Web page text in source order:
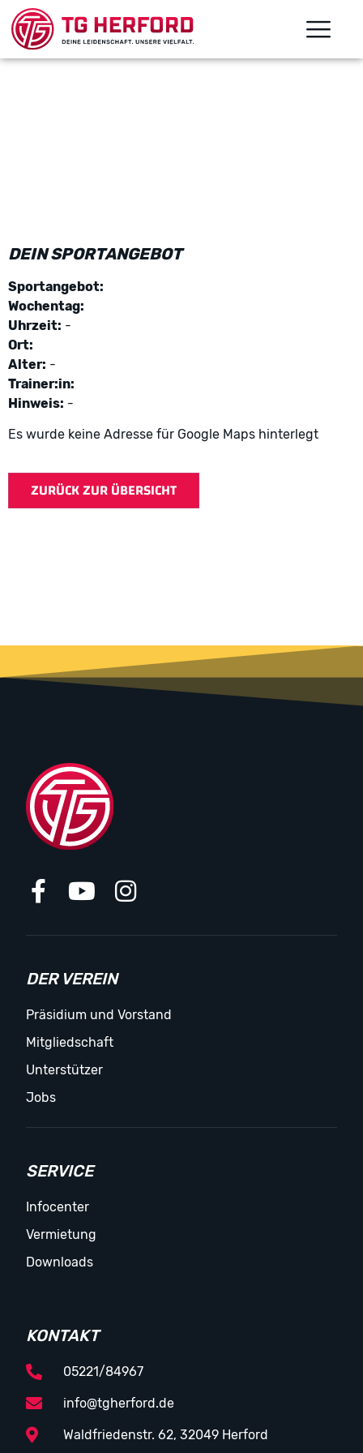
DEIN SPORTANGEBOT
Sportangebot:
Wochentag:
Uhrzeit: -
Ort:
Alter: -
Trainer:in:
Hinweis: -
Es wurde keine Adresse für Google Maps hinterlegt
DER VEREIN
Präsidium und Vorstand
Mitgliedschaft
Unterstützer
Jobs
SERVICE
Infocenter
Vermietung
Downloads
KONTAKT
05221/84967
info@tgherford.de
Waldfriedenstr. 62, 32049 Herford